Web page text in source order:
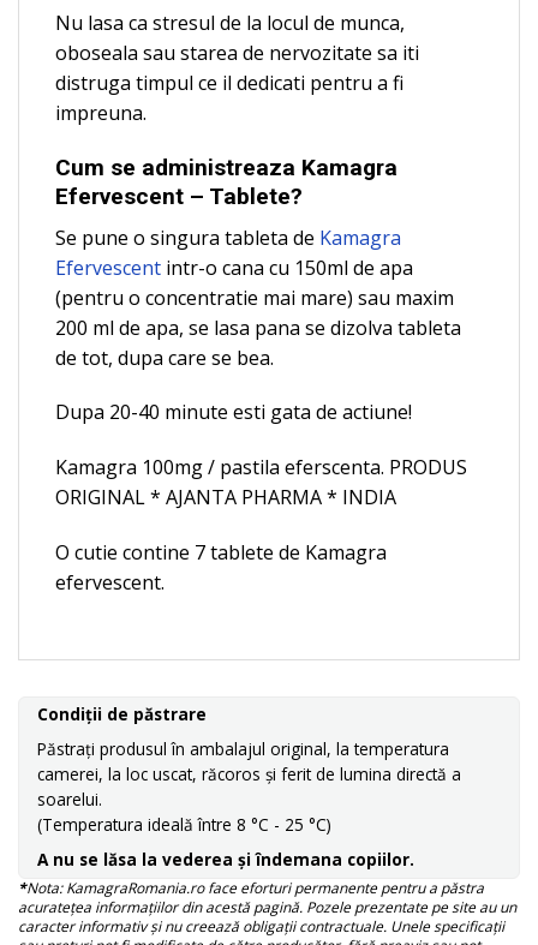
Nu lasa ca stresul de la locul de munca,
oboseala sau starea de nervozitate sa iti
distruga timpul ce il dedicati pentru a fi
impreuna.
Cum se administreaza Kamagra
Efervescent – Tablete?
Se pune o singura tableta de Kamagra
Efervescent intr-o cana cu 150ml de apa
(pentru o concentratie mai mare) sau maxim
200 ml de apa, se lasa pana se dizolva tableta
de tot, dupa care se bea.
Dupa 20-40 minute esti gata de actiune!
Kamagra 100mg / pastila eferscenta. PRODUS
ORIGINAL * AJANTA PHARMA * INDIA
O cutie contine 7 tablete de Kamagra
efervescent.
Condiții de păstrare
Păstrați produsul în ambalajul original, la temperatura
camerei, la loc uscat, răcoros și ferit de lumina directă a
soarelui.
(Temperatura ideală între 8 °C - 25 °C)
A nu se lăsa la vederea și îndemana copiilor.
*Nota: KamagraRomania.ro face eforturi permanente pentru a păstra
acuratețea informațiilor din acestă pagină. Pozele prezentate pe site au un
caracter informativ și nu creează obligații contractuale. Unele specificații